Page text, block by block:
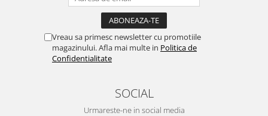
Vreau sa primesc newsletter cu promotiile
magazinului. Afla mai multe in Politica de
Confidentialitate
SOCIAL
Urmareste-ne in social media